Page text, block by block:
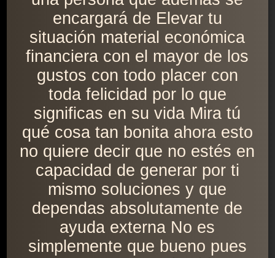
encargará de Elevar tu
situación material económica
financiera con el mayor de los
gustos con todo placer con
toda felicidad por lo que
significas en su vida Mira tú
qué cosa tan bonita ahora esto
no quiere decir que no estés en
capacidad de generar por ti
mismo soluciones y que
dependas absolutamente de
ayuda externa No es
simplemente que bueno pues